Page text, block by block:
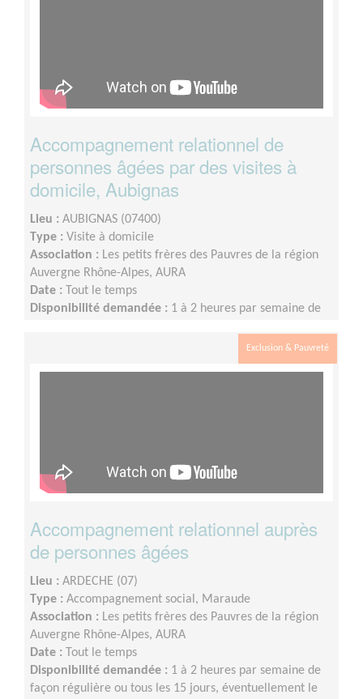
Accompagnement relationnel de
personnes âgées par des visites à
domicile, Aubignas
Lieu : AUBIGNAS (07400)
Type : Visite à domicile
Association : Les petits frères des Pauvres de la région
Auvergne Rhône-Alpes, AURA
Date : Tout le temps
Disponibilité demandée : 1 à 2 heures par semaine de
Exclusion & Pauvreté
Accompagnement relationnel auprès
de personnes âgées
Lieu : ARDECHE (07)
Type : Accompagnement social, Maraude
Association : Les petits frères des Pauvres de la région
Auvergne Rhône-Alpes, AURA
Date : Tout le temps
Disponibilité demandée : 1 à 2 heures par semaine de
façon régulière ou tous les 15 jours, éventuellement le